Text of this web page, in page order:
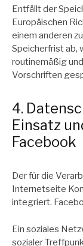
Entfällt der
Europäischen
einem anderen
Speicherfrist ab,
routinemäßig
Vorschriften
4.
Einsatz
Facebook
Der für die
Internetseite
integriert.
Ein soziales
sozialer